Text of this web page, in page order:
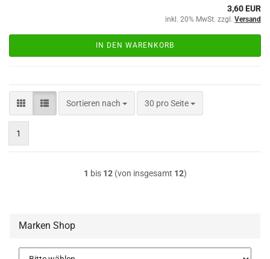
3,60 EUR
inkl. 20% MwSt. zzgl. Versand
IN DEN WARENKORB
Sortieren nach
Sortieren nach 30 pro Seite
pro Seite
1
1 bis 12(von insgesamt 12)
Marken Shop